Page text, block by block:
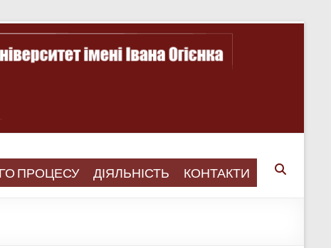
ПРОЦЕСУ ДІЯЛЬНІСТЬ КОНТАКТИ